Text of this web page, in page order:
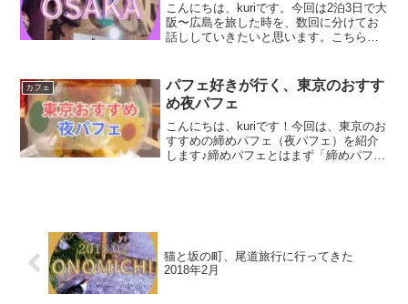
こんにちは、kuriです。今回は2泊3日で大
阪〜広島を旅した時を、数回に分けてお
話ししていきたいと思います。こちらの
阪の絵本カフェまず１軒目のカフェはこ
ちらです！とても...
カフェ
パフェ好きが行く、東京のおすす
め夜パフェ
こんにちは、kuriです！今回は、東京のお
すすめの締めパフェ（夜パフェ）を紹介
します♪締めパフェとはまず「締めパフェ
猫と坂の町、尾道旅行に行ってきた
2018年2月